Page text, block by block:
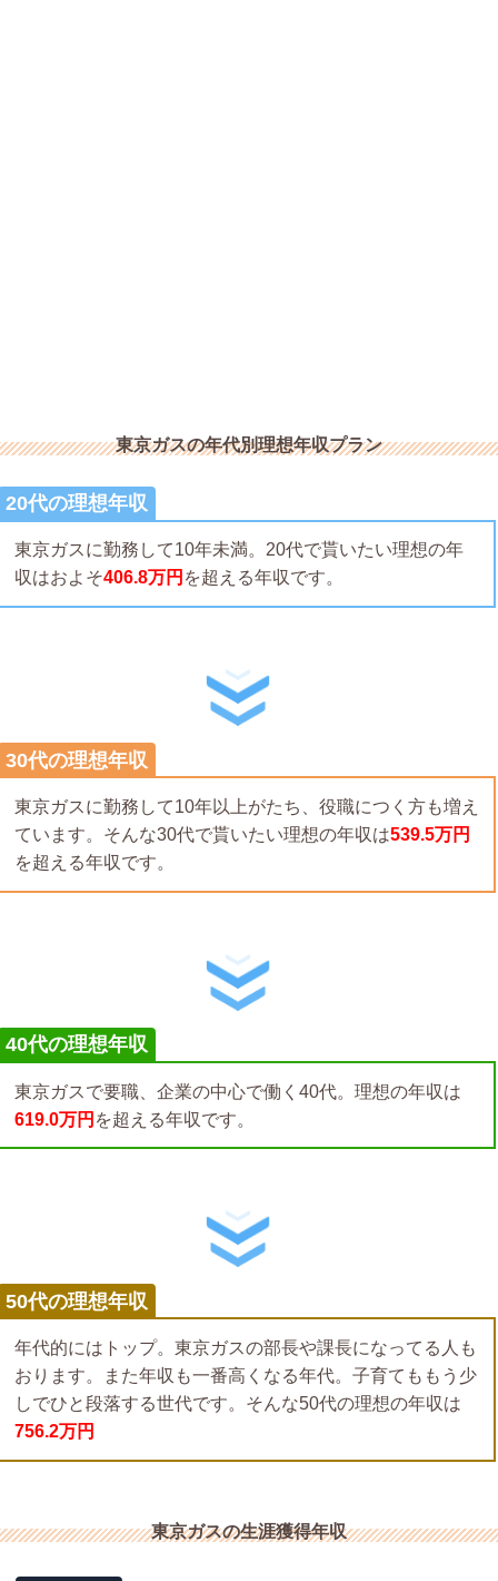
東京ガスの年代別理想年収プラン
20代の理想年収
東京ガスに勤務して10年未満。20代で貰いたい理想の年
収はおよそ406.8万円 を超える年収です。
30代の理想年収
東京ガスに勤務して10年以上がたち、役職につく方も増え
ています。そんな30代で貰いたい理想の年収は539.5万円
を超える年収です。
40代の理想年収
東京ガスで要職、企業の中心で働く40代。理想の年収は
619.0万円 を超える年収です。
50代の理想年収
年代的にはトップ。東京ガスの部長や課長になってる人も
おります。また年収も一番高くなる年代。子育てももう少
しでひと段落する世代です。そんな50代の理想の年収は
756.2万円
東京ガスの生涯獲得年収